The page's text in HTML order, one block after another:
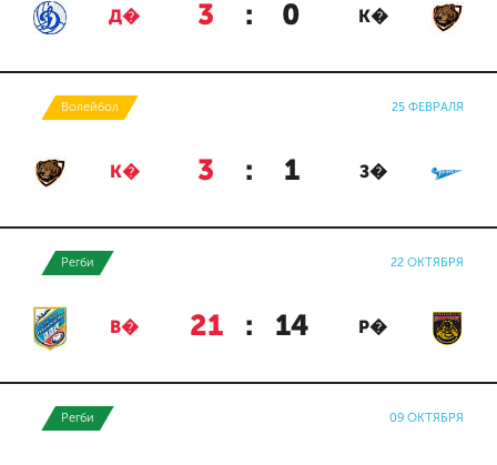
Д� 3 : 0 К�
Волейбол 25 ФЕВРАЛЯ
К� 3 : 1 З�
Регби 22 ОКТЯБРЯ
В� 21 : 14 Р�
Регби 09 ОКТЯБРЯ